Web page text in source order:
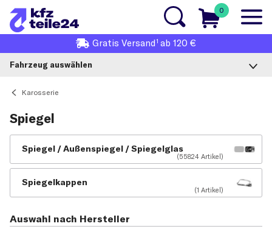
0
Gratis Versand1 ab 120 €
Fahrzeug auswählen
Karosserie
Spiegel
Spiegel / Außenspiegel / Spiegelglas
(55824 Artikel)
Spiegelkappen
(1 Artikel)
Auswahl nach Hersteller